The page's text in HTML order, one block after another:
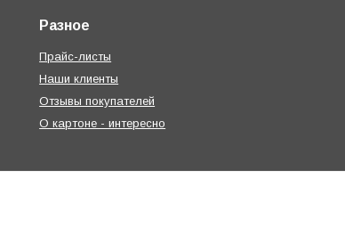
Разное
Прайс-листы
Наши клиенты
Отзывы покупателей
О картоне - интересно